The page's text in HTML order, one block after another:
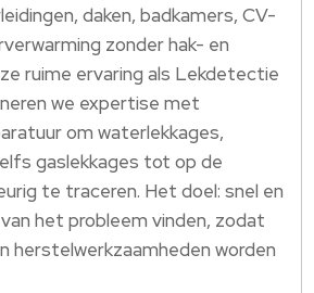
daken, badkamers, CV-
zonder hak- en
ruime ervaring als Lekdetectie
we expertise met
om waterlekkages,
gaslekkages tot op de
te traceren.​ Het doel: snel en
het probleem vinden, zodat
herstelwerkzaamheden worden